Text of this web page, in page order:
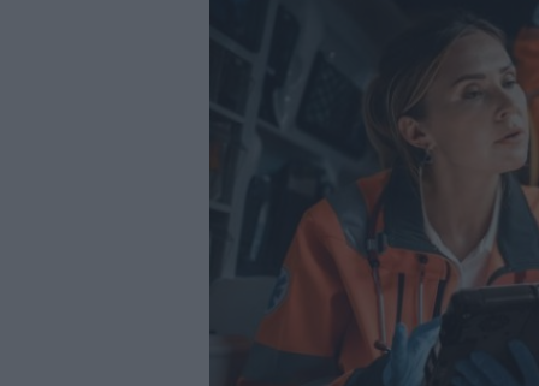
Subcontratación 2027
Innovación y nuevas
Aqualia se adjudica la
El bar como unidad de presión
| El MMH 2026 reunirá a
24/07/2026 Cómo digitalizar el
24/07/2026 Yaskawa presenta el